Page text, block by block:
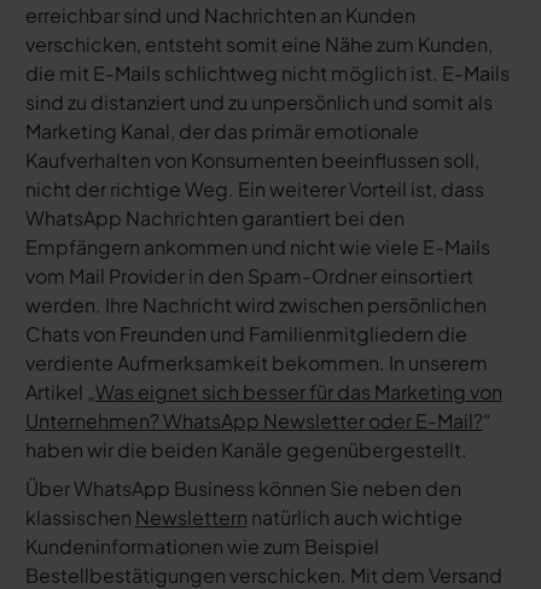
erreichbar sind und Nachrichten an Kunden
verschicken, entsteht somit eine Nähe zum Kunden,
die mit E-Mails schlichtweg nicht möglich ist. E-Mails
sind zu distanziert und zu unpersönlich und somit als
Marketing Kanal, der das primär emotionale
Kaufverhalten von Konsumenten beeinflussen soll,
nicht der richtige Weg. Ein weiterer Vorteil ist, dass
WhatsApp Nachrichten garantiert bei den
Empfängern ankommen und nicht wie viele E-Mails
vom Mail Provider in den Spam-Ordner einsortiert
werden. Ihre Nachricht wird zwischen persönlichen
Chats von Freunden und Familienmitgliedern die
verdiente Aufmerksamkeit bekommen. In unserem
Artikel „Was eignet sich besser für das Marketing von
Unternehmen? WhatsApp Newsletter oder E-Mail?“
haben wir die beiden Kanäle gegenübergestellt.
Über WhatsApp Business können Sie neben den
klassischen Newslettern natürlich auch wichtige
Kundeninformationen wie zum Beispiel
Bestellbestätigungen verschicken. Mit dem Versand